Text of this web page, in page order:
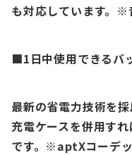
も対応しています。 ※
■1日中使用できるバ
最新の省電力技術を
充電ケースを併用す
です。 ※aptXコーデ